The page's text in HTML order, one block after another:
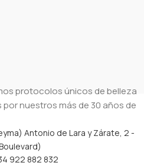
protocolos únicos de belleza
nuestros más de 30 años de
Antonio de Lara y Zárate, 2 -
922 882 832